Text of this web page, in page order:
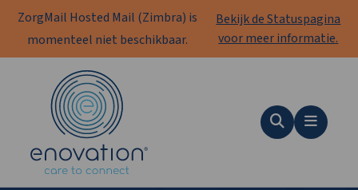
ZorgMail Hosted Mail (Zimbra) is
momenteel niet beschikbaar.
Bekijk de Statuspagina
voor meer informatie.
Enovation
ZoekenMenu
Vacatures